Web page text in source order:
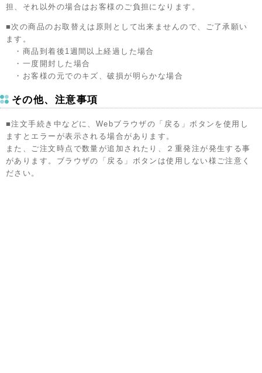
担、それ以外の場合はお客様のご負担になります。
■次の商品のお取替えは原則として出来ませんので、ご了承願い
ます。
・商品到着後1週間以上経過した場合
・一度開封した場合
・お客様の元でのキズ、破損が明らかな場合
その他、注意事項
■注文手続き中などに、Webブラウザの「戻る」ボタンを使用し
ますとエラーが表示される場合があります。
また、ご注文時点で数量が追加されたり、２重発注が発生する事
があります。ブラウザの「戻る」ボタンは使用しない様ご注意く
ださい。